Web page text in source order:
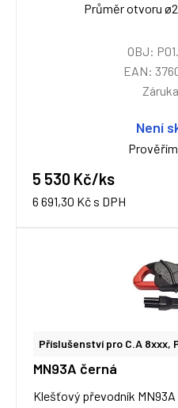
Průměr otvoru
OBJ:
EAN:
Není
5 530 Kč/ks
6 691,30 Kč s DPH
Příslušenství pro C.A 8xxx,
MN93A černá
Klešťový převodník MN93A